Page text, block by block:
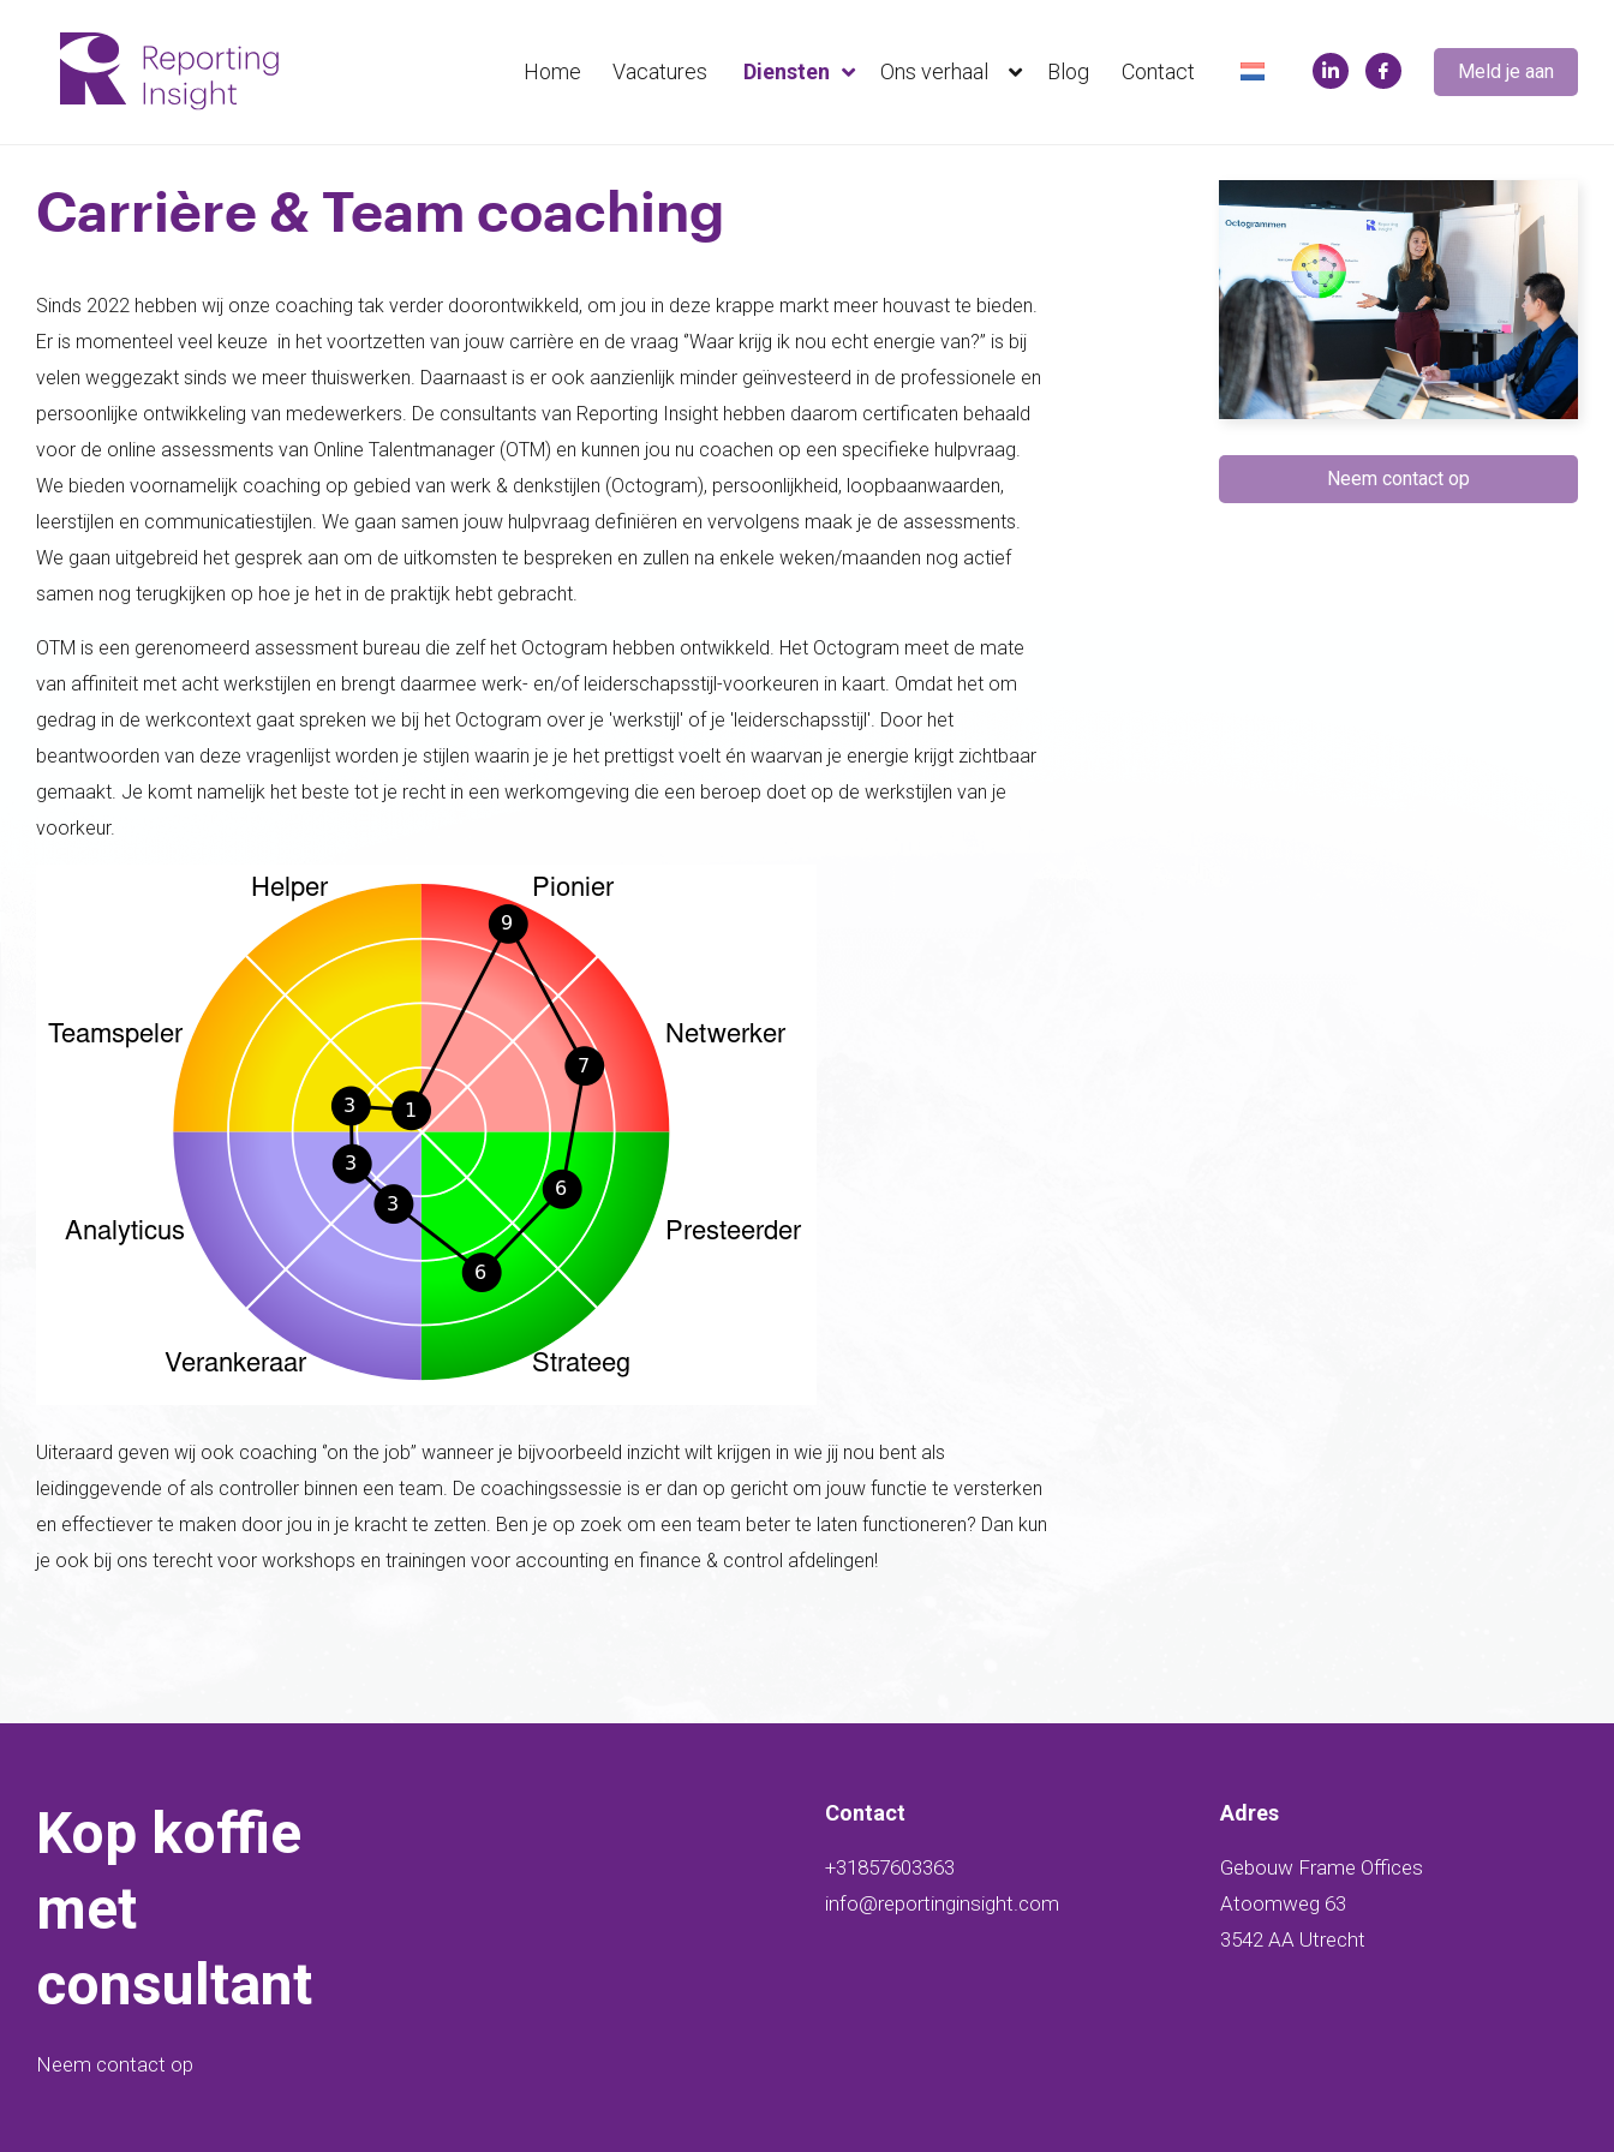
Home Vacatures Diensten Ons verhaal Blog Contact Meld je aan
Carrière & Team coaching
Sinds 2022 hebben wij onze coaching tak verder doorontwikkeld, om jou in deze krappe markt meer houvast te bieden.
Er is momenteel veel keuze in het voortzetten van jouw carrière en de vraag ‘’Waar krijg ik nou echt energie van?’’ is bij
velen weggezakt sinds we meer thuiswerken. Daarnaast is er ook aanzienlijk minder geïnvesteerd in de professionele en
persoonlijke ontwikkeling van medewerkers. De consultants van Reporting Insight hebben daarom certificaten behaald
voor de online assessments van Online Talentmanager (OTM) en kunnen jou nu coachen op een specifieke hulpvraag.
We bieden voornamelijk coaching op gebied van werk & denkstijlen (Octogram), persoonlijkheid, loopbaanwaarden,
leerstijlen en communicatiestijlen. We gaan samen jouw hulpvraag definiëren en vervolgens maak je de assessments.
We gaan uitgebreid het gesprek aan om de uitkomsten te bespreken en zullen na enkele weken/maanden nog actief
samen nog terugkijken op hoe je het in de praktijk hebt gebracht.
OTM is een gerenomeerd assessment bureau die zelf het Octogram hebben ontwikkeld. Het Octogram meet de mate
van affiniteit met acht werkstijlen en brengt daarmee werk- en/of leiderschapsstijl-voorkeuren in kaart. Omdat het om
gedrag in de werkcontext gaat spreken we bij het Octogram over je 'werkstijl' of je 'leiderschapsstijl'. Door het
beantwoorden van deze vragenlijst worden je stijlen waarin je je het prettigst voelt én waarvan je energie krijgt zichtbaar
gemaakt. Je komt namelijk het beste tot je recht in een werkomgeving die een beroep doet op de werkstijlen van je
voorkeur.
Uiteraard geven wij ook coaching ‘’on the job’’ wanneer je bijvoorbeeld inzicht wilt krijgen in wie jij nou bent als
leidinggevende of als controller binnen een team. De coachingssessie is er dan op gericht om jouw functie te versterken
en effectiever te maken door jou in je kracht te zetten. Ben je op zoek om een team beter te laten functioneren? Dan kun
je ook bij ons terecht voor workshops en trainingen voor accounting en finance & control afdelingen!
Neem contact op
Kop koffie
met
consultant
Neem contact op
Contact
+31857603363
info@reportinginsight.com
Adres
Gebouw Frame Offices
Atoomweg 63
3542 AA Utrecht